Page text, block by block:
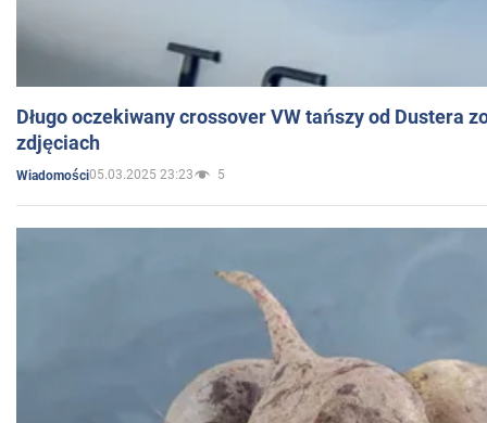
Długo oczekiwany crossover VW tańszy od Dustera
zdjęciach
Wiadomości05.03.2025 23:23 5